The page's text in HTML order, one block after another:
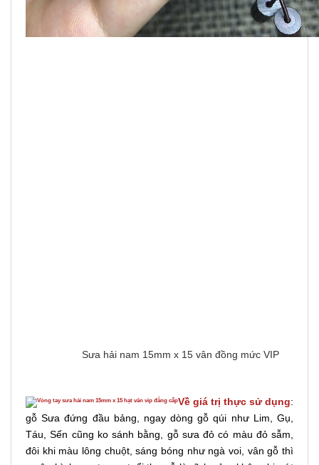
Sưa hải nam 15mm x 15 vân đồng mức VIP
Về giá trị thực sử dụng:
gỗ Sưa đứng đầu bảng, ngay dòng gỗ qúi như Lim, Gụ,
Táu, Sến cũng ko sánh bằng, gỗ sưa đỏ có màu đỏ sẫm,
đôi khi màu lông chuột, sáng bóng như ngà voi, vân gỗ thì